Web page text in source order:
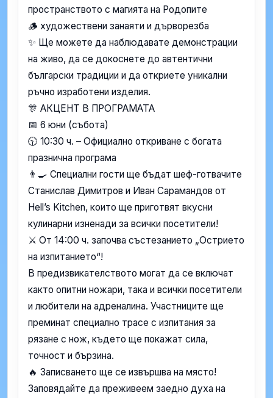
пространството с магията на Родопите
🪵 художествени занаяти и дърворезба
✨ Ще можете да наблюдавате демонстрации
на живо, да се докоснете до автентични
български традиции и да откриете уникални
ръчно изработени изделия.
🎊 АКЦЕНТ В ПРОГРАМАТА
📅 6 юни (събота)
🕥 10:30 ч. – Официално откриване с богата
празнична програма
👨‍🍳 Специални гости ще бъдат шеф-готвачите
Станислав Димитров и Иван Сарамандов от
Hell’s Kitchen, които ще приготвят вкусни
кулинарни изненади за всички посетители!
⚔️ От 14:00 ч. започва състезанието „Острието
на изпитанието“!
В предизвикателството могат да се включат
както опитни ножари, така и всички посетители
и любители на адреналина. Участниците ще
преминат специално трасе с изпитания за
рязане с нож, където ще покажат сила,
точност и бързина.
🔥 Записването ще се извършва на място!
Заповядайте да преживеем заедно духа на